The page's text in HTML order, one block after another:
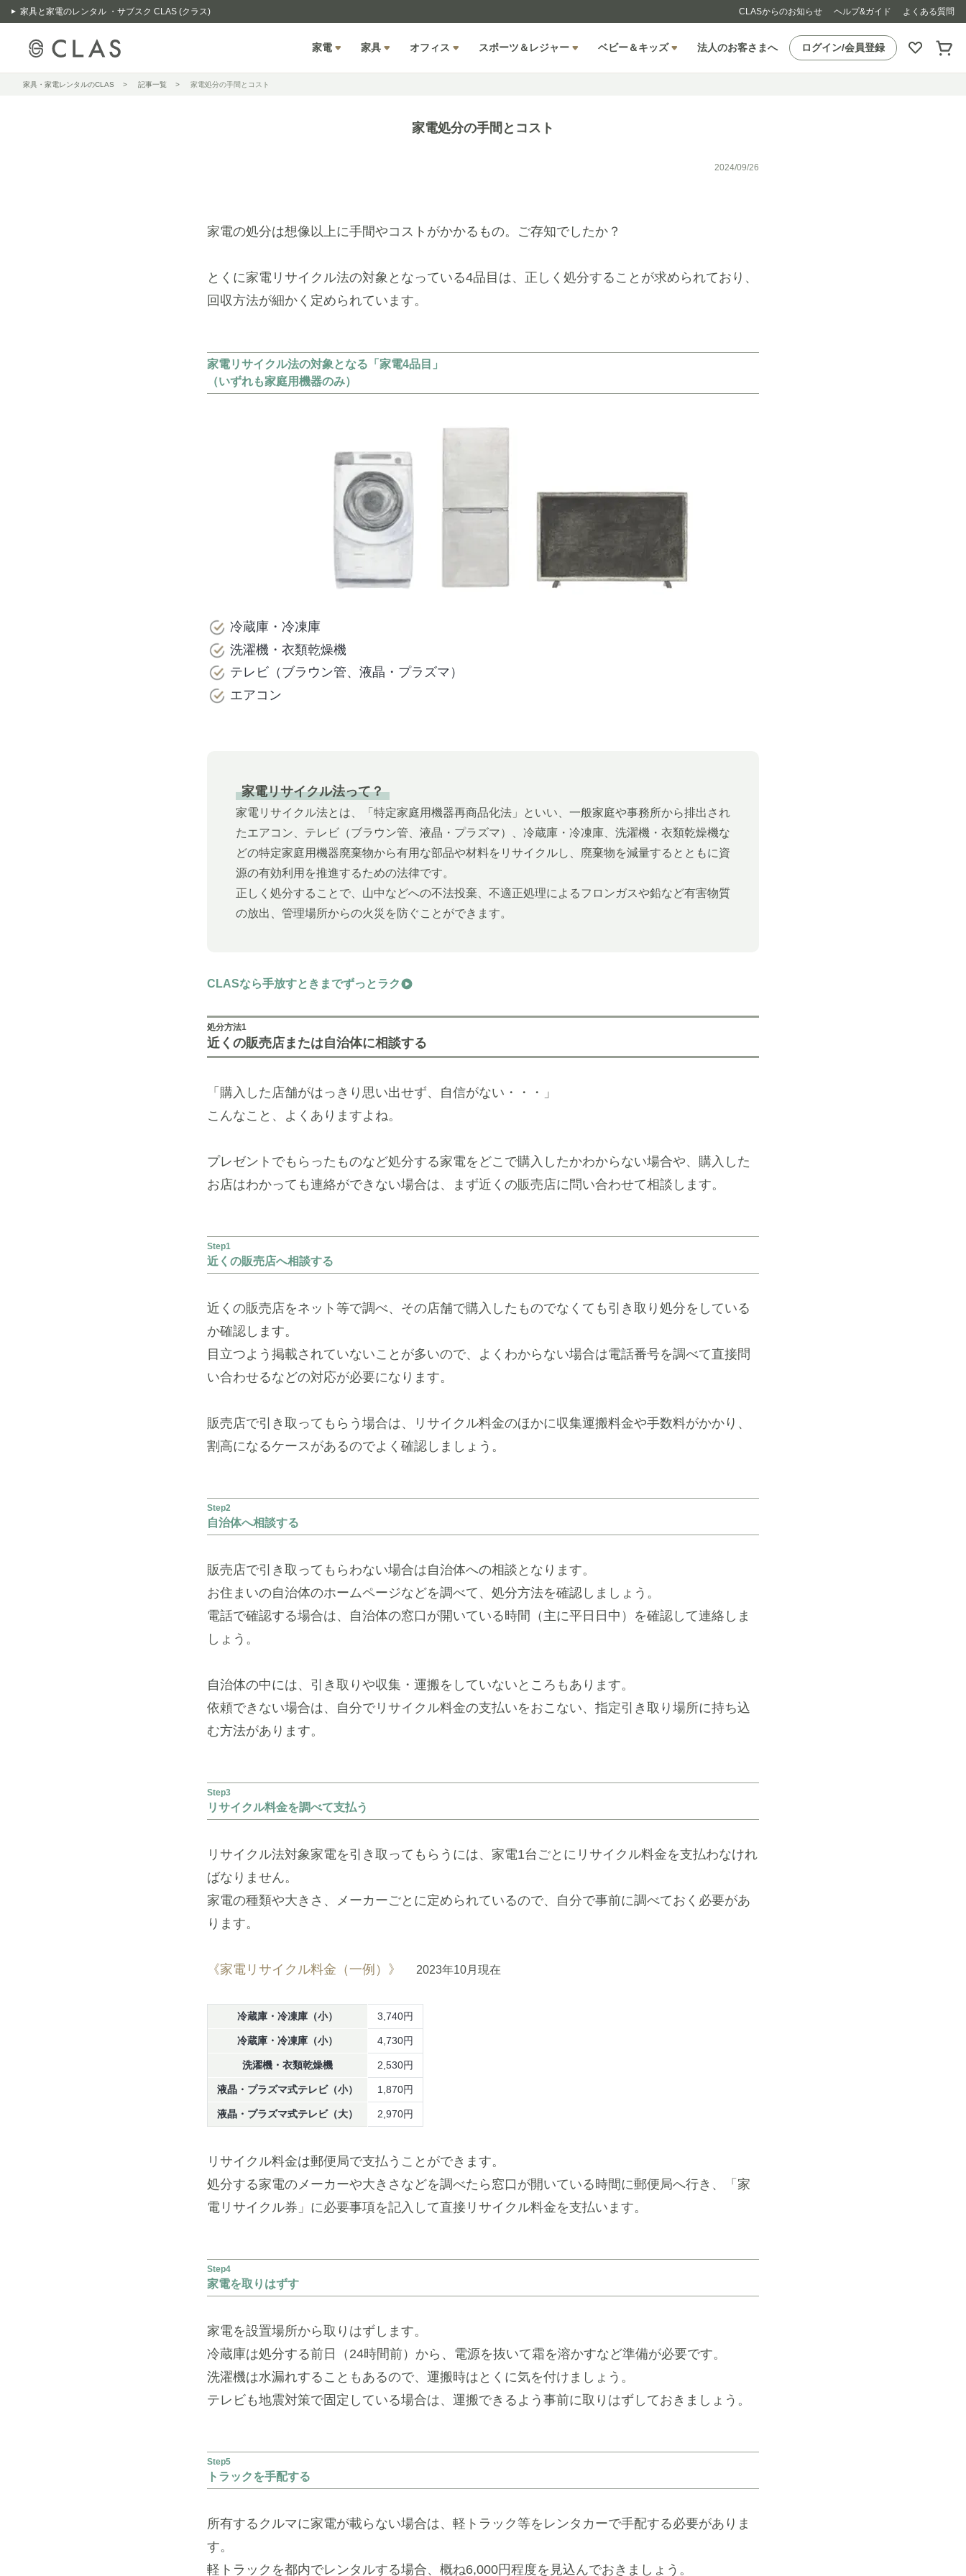
家具と家電のレンタル ・サブスク CLAS (クラス) CLASからのお知らせ ヘルプ&ガイド よくある質問
家電 家具 オフィス スポーツ＆レジャー ベビー＆キッズ 法人のお客さまへ ログイン/会員登録
家具・家電レンタルのCLAS 記事一覧 家電処分の手間とコスト
家電処分の手間とコスト
2024/09/26
家電の処分は想像以上に手間やコストがかかるもの。ご存知でしたか？
とくに家電リサイクル法の対象となっている4品目は、正しく処分することが求められており、
回収方法が細かく定められています。
家電リサイクル法の対象となる「家電4品目」
（いずれも家庭用機器のみ）
冷蔵庫・冷凍庫
洗濯機・衣類乾燥機
テレビ（ブラウン管、液晶・プラズマ）
エアコン
家電リサイクル法って？
家電リサイクル法とは、「特定家庭用機器再商品化法」といい、一般家庭や事務所から排出され
たエアコン、テレビ（ブラウン管、液晶・プラズマ）、冷蔵庫・冷凍庫、洗濯機・衣類乾燥機な
どの特定家庭用機器廃棄物から有用な部品や材料をリサイクルし、廃棄物を減量するとともに資
源の有効利用を推進するための法律です。
正しく処分することで、山中などへの不法投棄、不適正処理によるフロンガスや鉛など有害物質
の放出、管理場所からの火災を防ぐことができます。
CLASなら手放すときまでずっとラク
処分方法1
近くの販売店または自治体に相談する
「購入した店舗がはっきり思い出せず、自信がない・・・」
こんなこと、よくありますよね。
プレゼントでもらったものなど処分する家電をどこで購入したかわからない場合や、購入した
お店はわかっても連絡ができない場合は、まず近くの販売店に問い合わせて相談します。
Step1
近くの販売店へ相談する
近くの販売店をネット等で調べ、その店舗で購入したものでなくても引き取り処分をしている
か確認します。
目立つよう掲載されていないことが多いので、よくわからない場合は電話番号を調べて直接問
い合わせるなどの対応が必要になります。
販売店で引き取ってもらう場合は、リサイクル料金のほかに収集運搬料金や手数料がかかり、
割高になるケースがあるのでよく確認しましょう。
Step2
自治体へ相談する
販売店で引き取ってもらわない場合は自治体への相談となります。
お住まいの自治体のホームページなどを調べて、処分方法を確認しましょう。
電話で確認する場合は、自治体の窓口が開いている時間（主に平日日中）を確認して連絡しま
しょう。
自治体の中には、引き取りや収集・運搬をしていないところもあります。
依頼できない場合は、自分でリサイクル料金の支払いをおこない、指定引き取り場所に持ち込
む方法があります。
Step3
リサイクル料金を調べて支払う
リサイクル法対象家電を引き取ってもらうには、家電1台ごとにリサイクル料金を支払わなけれ
ばなりません。
家電の種類や大きさ、メーカーごとに定められているので、自分で事前に調べておく必要があ
ります。
《家電リサイクル料金（一例）》 2023年10月現在
冷蔵庫・冷凍庫（小） 3,740円
冷蔵庫・冷凍庫（小） 4,730円
洗濯機・衣類乾燥機 2,530円
液晶・プラズマ式テレビ（小） 1,870円
液晶・プラズマ式テレビ（大） 2,970円
リサイクル料金は郵便局で支払うことができます。
処分する家電のメーカーや大きさなどを調べたら窓口が開いている時間に郵便局へ行き、「家
電リサイクル券」に必要事項を記入して直接リサイクル料金を支払います。
Step4
家電を取りはずす
家電を設置場所から取りはずします。
冷蔵庫は処分する前日（24時間前）から、電源を抜いて霜を溶かすなど準備が必要です。
洗濯機は水漏れすることもあるので、運搬時はとくに気を付けましょう。
テレビも地震対策で固定している場合は、運搬できるよう事前に取りはずしておきましょう。
Step5
トラックを手配する
所有するクルマに家電が載らない場合は、軽トラック等をレンタカーで手配する必要がありま
す。
軽トラックを都内でレンタルする場合、概ね6,000円程度を見込んでおきましょう。